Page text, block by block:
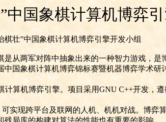
中国象棋计算机博弈
棋壮”中国象棋计算机博弈引擎开发小组
两军对阵中抽象出来的一种智力游戏，是
国象棋计算机博弈锦标赛暨机器博弈学术研
计算机博弈引擎。项目采用GNU C++开发，遵
实现跨平台及联网的人机、机机对战。博弈
局库的构建对算法的性能也有重要的影响。